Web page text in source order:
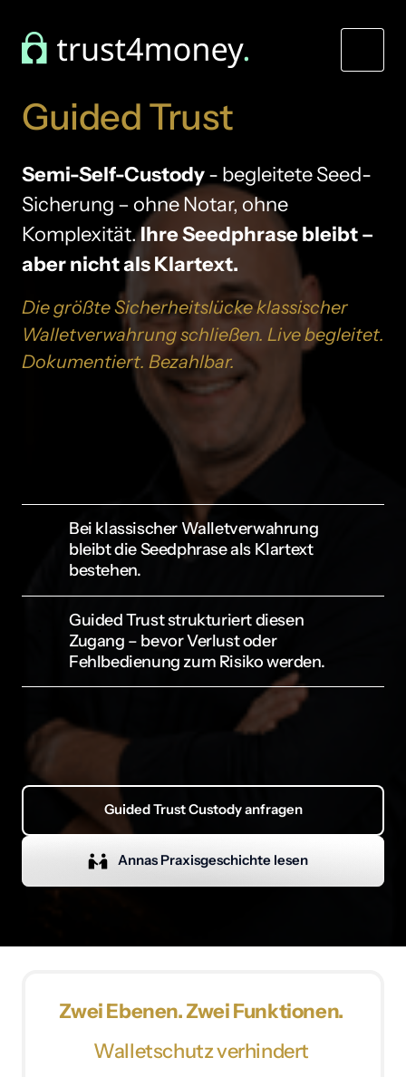
Guided Trust
Semi-Self-Custody - begleitete Seed-
Sicherung – ohne Notar, ohne
Komplexität. Ihre Seedphrase bleibt –
aber nicht als Klartext.
Die größte Sicherheitslücke
Walletverwahrung schließen. Live
Dokumentiert. Bezahlbar.
Bei klassischer Walletverwahrung
bleibt die Seedphrase als Klartext
bestehen.
Guided Trust ist ein online begleiteter
Überführungsprozess der Seedphrase in eine codierte
Sicherung. Es ist eine online Anleitung ohne Preisgabe
relevanter Daten.
Guided Trust strukturiert diesen
Zugang – bevor Verlust oder
Fehlbedienung zum Risiko werden.
Statt Selbstdisziplin setzen wir auf einen geführten
Sicherheitsprozess – ohne Präsenztermine, ohne
notarielle Verträge.
Guided Trust Custody anfragen
Annas Praxisgeschichte lesen
Zwei Ebenen. Zwei Funktionen.
Walletschutz